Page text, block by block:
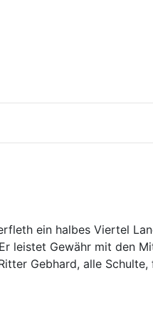
ein halbes Viertel
leistet Gewähr mit den
Gebhard, alle